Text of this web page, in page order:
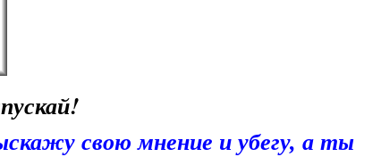
свою мнение и убегу, а ты